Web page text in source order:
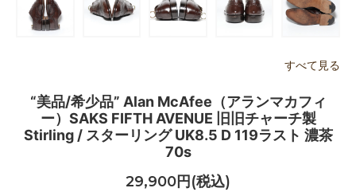
すべて見る
“美品/希少品” Alan McAfee（アランマカフィ
ー）SAKS FIFTH AVENUE 旧旧チャーチ製
Stirling / スターリング UK8.5 D 119ラスト 濃茶
70s
29,900円(税込)